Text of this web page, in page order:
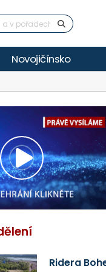
Novojičínsko
Přehrát
video
Ridera